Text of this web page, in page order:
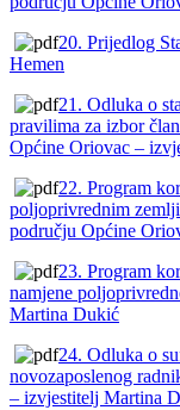
20. Prijedlog
Hemen
21. Odluka o
pravilima za izbor
Općine Oriovac –
22. Program
poljoprivrednim
području Općine
23. Program
namjene
Martina Dukić
24. Odluka o
novozaposlenog
– izvjestitelj Martina